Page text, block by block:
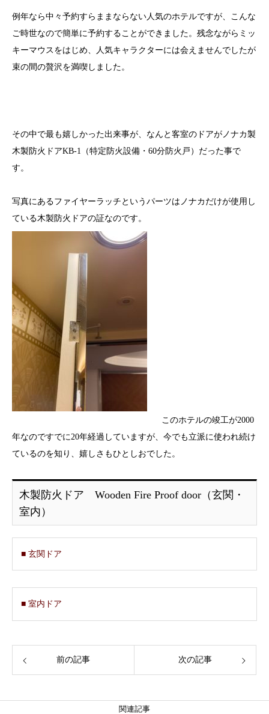
例年なら中々予約すらままならない人気のホテルですが、こんな
ご時世なので簡単に予約することができました。残念ながらミッ
キーマウスをはじめ、人気キャラクターには会えませんでしたが
束の間の贅沢を満喫しました。
その中で最も嬉しかった出来事が、なんと客室のドアがノナカ製
木製防火ドアKB-1（特定防火設備・60分防火戸）だった事で
す。
写真にあるファイヤーラッチというパーツはノナカだけが使用し
ている木製防火ドアの証なのです。
このホテルの竣工が2000
年なのですでに20年経過していますが、今でも立派に使われ続け
ているのを知り、嬉しさもひとしおでした。
木製防火ドア Wooden Fire Proof door（玄関・
室内）
■ 玄関ドア
■ 室内ドア
前の記事 次の記事
関連記事